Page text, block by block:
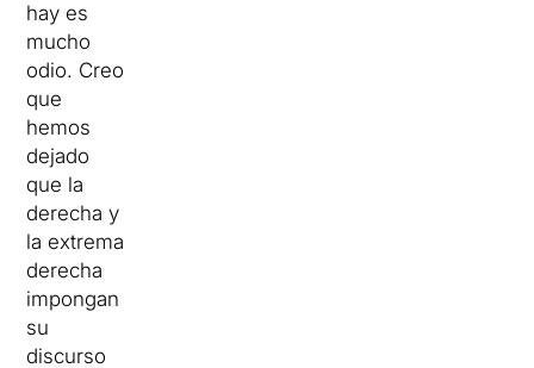
hay es
mucho
odio. Creo
que
hemos
dejado
que la
derecha y
la extrema
derecha
impongan
su
discurso